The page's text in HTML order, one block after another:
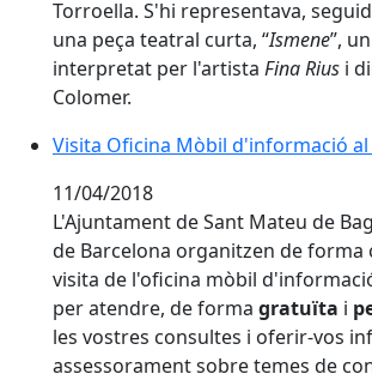
Torroella. S'hi representava,
una peça teatral curta, “Ismene”,
interpretat per l'artista Fina Rius i
Colomer.
Visita Oficina Mòbil d'informació
Visita Oficina Mòbil d'informació
11/04/2018
L'Ajuntament de Sant Mateu de
de Barcelona organitzen de forma
visita de l'oficina mòbil
per atendre, de forma gratuïta i
les vostres consultes i oferir-vos
assessorament sobre temes de